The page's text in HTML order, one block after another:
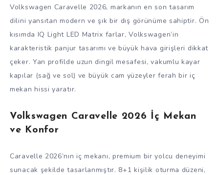
Volkswagen Caravelle 2026, markanın en son tasarım
dilini yansıtan modern ve şık bir dış görünüme sahiptir. Ön
kısımda IQ Light LED Matrix farlar, Volkswagen’in
karakteristik panjur tasarımı ve büyük hava girişleri dikkat
çeker. Yan profilde uzun dingil mesafesi, vakumlu kayar
kapılar (sağ ve sol) ve büyük cam yüzeyler ferah bir iç
mekan hissi yaratır.
Volkswagen Caravelle 2026 İç Mekan
ve Konfor
Caravelle 2026’nın iç mekanı, premium bir yolcu deneyimi
sunacak şekilde tasarlanmıştır. 8+1 kişilik oturma düzeni,